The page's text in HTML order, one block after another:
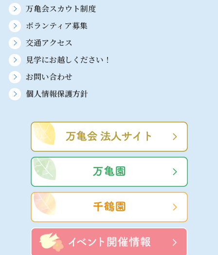
万亀会スカウト制度
ボランティア募集
交通アクセス
見学にお越しください！
お問い合わせ
個人情報保護方針